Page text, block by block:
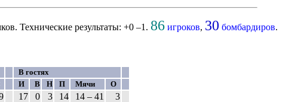
Технические результаты: +0 –1. 86 игроков, 30 бомбардиров.
В гостях
И В Н П Мячи О
17 0 3 14 14 – 41
3